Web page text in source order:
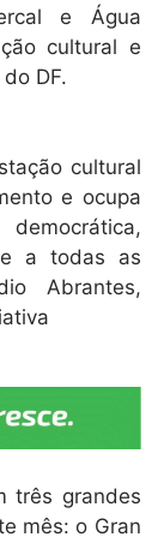
e Água
cultural e
DF.
cultural
e ocupa
a todas as
Abrantes,
três grandes
mês: o Gran